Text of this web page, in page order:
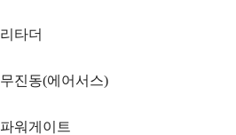
리타더
무진동(에어서스)
파워게이트